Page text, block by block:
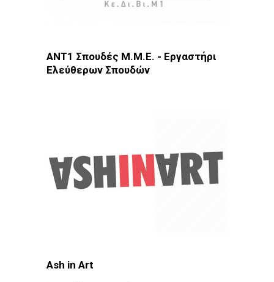
ANT1 Σπουδές Μ.Μ.Ε. - Εργαστήρι
Ελεύθερων Σπουδών
Ash in Art